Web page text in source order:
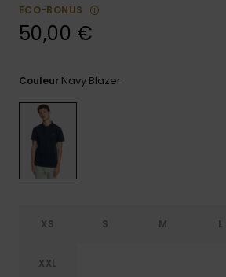
aux
la FAQ
ECO-BONUS
50,00 €
Couleur Navy Blazer
XS S M L
XXL